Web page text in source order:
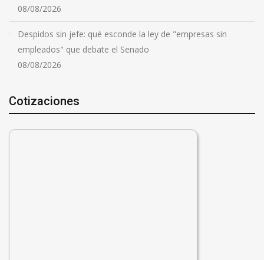
08/08/2026
Despidos sin jefe: qué esconde la ley de "empresas sin
empleados" que debate el Senado
08/08/2026
Cotizaciones